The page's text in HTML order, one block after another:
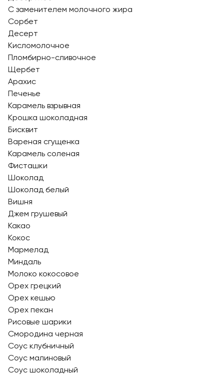
С заменителем молочного жира
Сорбет
Десерт
Кисломолочное
Пломбирно-сливочное
Щербет
Арахис
Печенье
Карамель взрывная
Крошка шоколадная
Бисквит
Вареная сгущенка
Карамель соленая
Фисташки
Шоколад
Шоколад белый
Вишня
Джем грушевый
Какао
Кокос
Мармелад
Миндаль
Молоко кокосовое
Орех грецкий
Орех кешью
Орех пекан
Рисовые шарики
Смородина черная
Соус клубничный
Соус малиновый
Соус шоколадный